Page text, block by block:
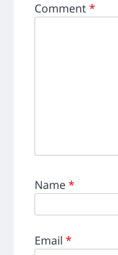
Comment*
Name*
Email *